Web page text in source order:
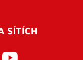
SÍTÍCH